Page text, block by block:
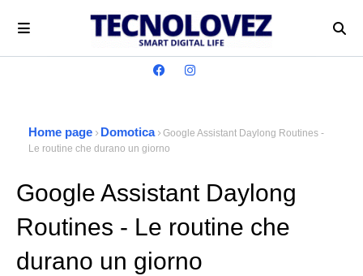
Home page Domotica
Google Assistant Daylong Routines -
Le routine che durano un giorno
Google Assistant Daylong
Routines - Le routine che
durano un giorno